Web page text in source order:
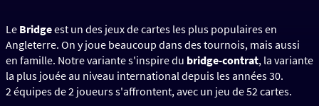
Le Bridgeest un des jeux de cartes les plus populaires en
Angleterre. On y joue beaucoup dans des tournois, mais aussi
en famille. Notre variante s'inspire du bridge-contrat, la variante
la plus jouée au niveau international depuis les années 30.
2 équipes de 2 joueurs s'affrontent, avec un jeu de 52 cartes.